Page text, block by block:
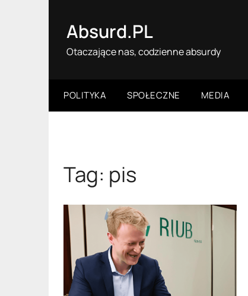
Absurd.PL
Otaczające nas, codzienne absurdy
POLITYKA SPOŁECZNE MEDIA
Tag: pis